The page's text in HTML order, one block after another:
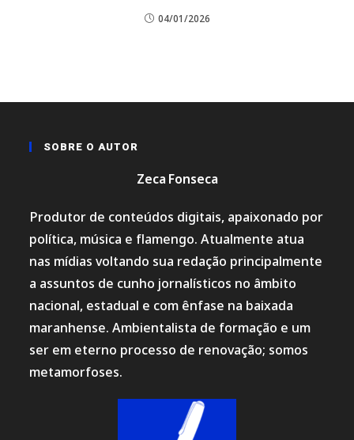
04/01/2026
SOBRE O AUTOR
Zeca Fonseca
Produtor de conteúdos digitais, apaixonado por
política, música e flamengo. Atualmente atua
nas mídias voltando sua redação principalmente
a assuntos de cunho jornalísticos no âmbito
nacional, estadual e com ênfase na baixada
maranhense. Ambientalista de formação e um
ser em eterno processo de renovação; somos
metamorfoses.